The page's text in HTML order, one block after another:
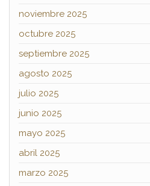
noviembre 2025
octubre 2025
septiembre 2025
agosto 2025
julio 2025
junio 2025
mayo 2025
abril 2025
marzo 2025